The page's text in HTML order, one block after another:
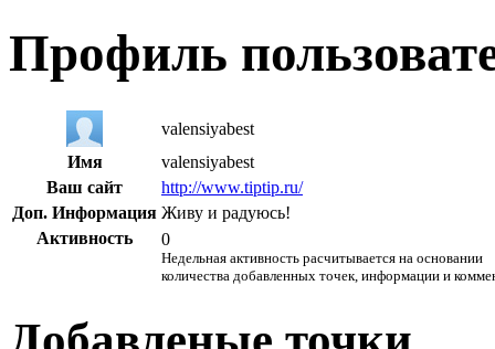
Профиль
valensiyabest
Имя
valensiyabest
Ваш сайт
http://www.tiptip.ru/
Доп. Информация Живу и радуюсь!
Активность
0
Недельная активность расчитывается на основании
количества добавленных точек, информации и